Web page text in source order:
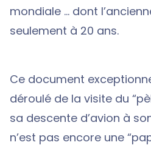
mondiale … dont
seulement à 20 ans.
Ce document
déroulé de la visite du
sa descente d’avion à
n’est pas encore une